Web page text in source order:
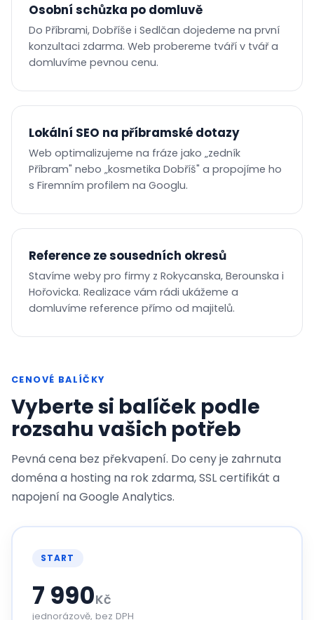
Osobní schůzka po domluvě
Do Příbrami, Dobříše i Sedlčan dojedeme na první
konzultaci zdarma. Web probereme tváří v tvář a
domluvíme pevnou cenu.
Lokální SEO na příbramské dotazy
Web optimalizujeme na fráze jako „zedník
Příbram" nebo „kosmetika Dobříš" a propojíme ho
s Firemním profilem na Googlu.
Reference ze sousedních okresů
Stavíme weby pro firmy z Rokycanska, Berounska i
Hořovicka. Realizace vám rádi ukážeme a
domluvíme reference přímo od majitelů.
CENOVÉ BALÍČKY
Vyberte si balíček podle
rozsahu vašich potřeb
Pevná cena bez překvapení. Do ceny je zahrnuta
doména a hosting na rok zdarma, SSL certifikát a
napojení na Google Analytics.
START
7 990Kč
jednorázově, bez DPH